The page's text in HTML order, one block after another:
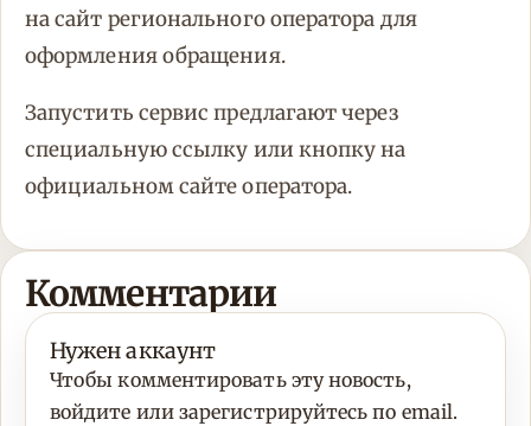
на сайт регионального оператора для
оформления обращения.
Запустить сервис предлагают через
специальную ссылку или кнопку на
официальном сайте оператора.
Комментарии
Нужен аккаунт
Чтобы комментировать эту новость,
войдите или зарегистрируйтесь по email.